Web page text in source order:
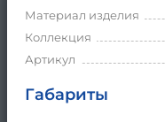
Материал изделия
Коллекция
Артикул
Габариты